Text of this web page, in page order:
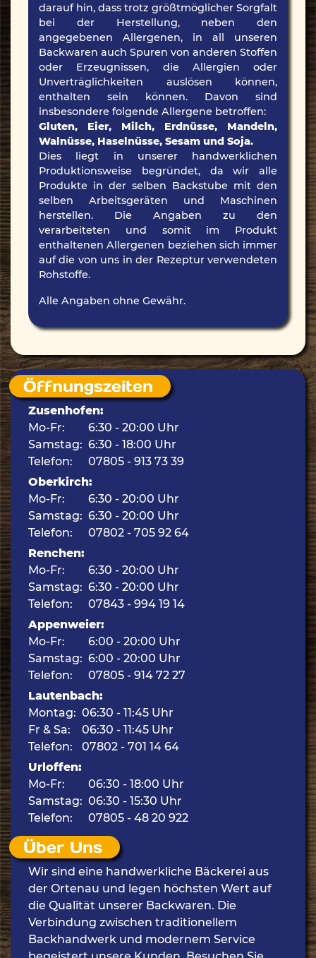
darauf hin, dass trotz größtmöglicher Sorgfalt
bei der Herstellung, neben den
angegebenen Allergenen, in all unseren
Backwaren auch Spuren von anderen Stoffen
oder Erzeugnissen, die Allergien oder
Unverträglichkeiten auslösen können,
enthalten sein können. Davon sind
insbesondere folgende Allergene betroffen:
Gluten, Eier, Milch, Erdnüsse, Mandeln,
Walnüsse, Haselnüsse, Sesam und Soja.
Dies liegt in unserer handwerklichen
Produktionsweise begründet, da wir alle
Produkte in der selben Backstube mit den
selben Arbeitsgeräten und Maschinen
herstellen. Die Angaben zu den
verarbeiteten und somit im Produkt
enthaltenen Allergenen beziehen sich immer
auf die von uns in der Rezeptur verwendeten
Rohstoffe.
Alle Angaben ohne Gewähr.
Öffnungszeiten
Zusenhofen:
Mo-Fr:
Samstag:
Telefon:
6:30 - 20:00 Uhr
6:30 - 18:00 Uhr
07805 - 913 73 39
Oberkirch:
Mo-Fr:
Samstag:
Telefon:
6:30 - 20:00 Uhr
6:30 - 20:00 Uhr
07802 - 705 92 64
Renchen:
Mo-Fr:
Samstag:
Telefon:
6:30 - 20:00 Uhr
6:30 - 20:00 Uhr
07843 - 994 19 14
Appenweier:
Mo-Fr:
Samstag:
Telefon:
6:00 - 20:00 Uhr
6:00 - 20:00 Uhr
07805 - 914 72 27
Lautenbach:
Montag:
Fr & Sa:
Telefon:
06:30 - 11:45 Uhr
06:30 - 11:45 Uhr
07802 - 701 14 64
Urloffen:
Mo-Fr:
Samstag:
Telefon:
06:30 - 18:00 Uhr
06:30 - 15:30 Uhr
07805 - 48 20 922
Über Uns
Wir sind eine handwerkliche Bäckerei aus
der Ortenau und legen höchsten Wert auf
die Qualität unserer Backwaren. Die
Verbindung zwischen traditionellem
Backhandwerk und modernem Service